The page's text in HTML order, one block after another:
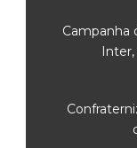
Campanha